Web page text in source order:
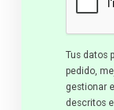
Tus datos
pedido,
gestionar
descritos